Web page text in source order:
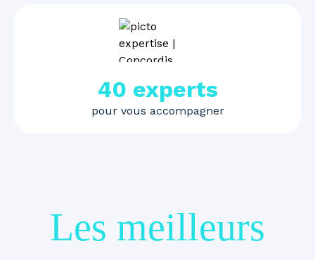
40 experts
pour vous accompagner
Les meilleurs